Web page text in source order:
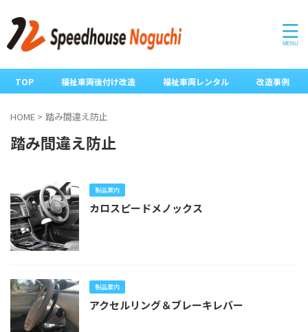
TOP 福祉車両後付け改造 福祉車両レンタル 改造事例
HOME > 踏み間違え防止
踏み間違え防止
製品案内
カロスピードメノックス
製品案内
アクセルリング＆ブレーキレバー